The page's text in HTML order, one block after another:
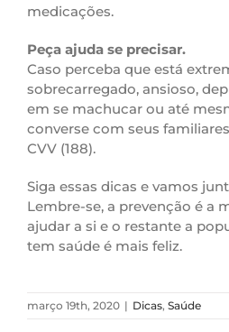
medicações.
Peça ajuda se precisar.
Caso perceba que está
sobrecarregado, ansioso,
em se machucar ou até
converse com seus
CVV (188).
Siga essas dicas e vamos
Lembre-se, a prevenção é a
ajudar a si e o restante a
tem saúde é mais feliz.
março 19th, 2020 | Dicas, Saúde